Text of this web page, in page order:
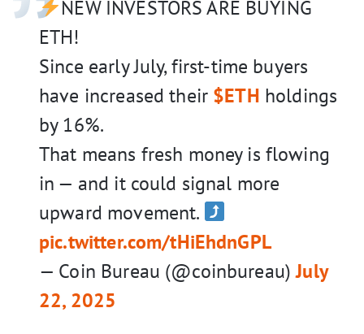
NEW INVESTORS ARE BUYING
ETH!
Since early July, first-time buyers
have increased their $ETH holdings
by 16%.
That means fresh money is flowing
in — and it could signal more
upward movement.
pic.twitter.com/tHiEhdnGPL
— Coin Bureau (@coinbureau)July
22, 2025